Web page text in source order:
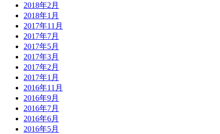
2018年2月
2018年1月
2017年11月
2017年7月
2017年5月
2017年3月
2017年2月
2017年1月
2016年11月
2016年9月
2016年7月
2016年6月
2016年5月